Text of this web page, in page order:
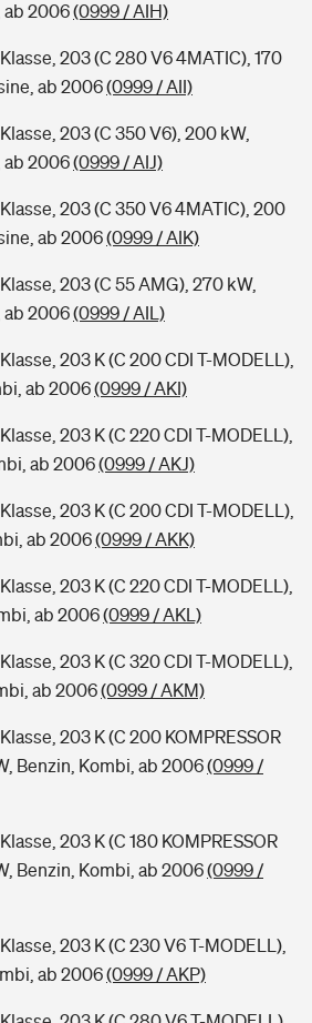
ab 2006(0999 / AIH)
203 (C 280 V6 4MATIC), 170
ab 2006(0999 / AII)
203 (C 350 V6), 200 kW,
ab 2006(0999 / AIJ)
203 (C 350 V6 4MATIC), 200
ab 2006(0999 / AIK)
203 (C 55 AMG), 270 kW,
ab 2006(0999 / AIL)
203 K (C 200 CDI T-MODELL),
ab 2006(0999 / AKI)
203 K (C 220 CDI T-MODELL),
ab 2006(0999 / AKJ)
203 K (C 200 CDI T-MODELL),
ab 2006(0999 / AKK)
203 K (C 220 CDI T-MODELL),
ab 2006(0999 / AKL)
203 K (C 320 CDI T-MODELL),
ab 2006(0999 / AKM)
203 K (C 200 KOMPRESSOR
Benzin, Kombi, ab 2006(0999 /
203 K (C 180 KOMPRESSOR
Benzin, Kombi, ab 2006(0999 /
203 K (C 230 V6 T-MODELL),
ab 2006(0999 / AKP)